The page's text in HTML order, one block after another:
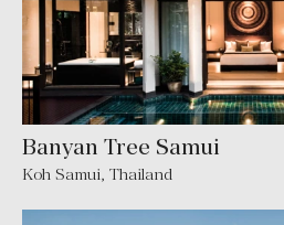
Banyan Tree Samui
Koh Samui, Thailand